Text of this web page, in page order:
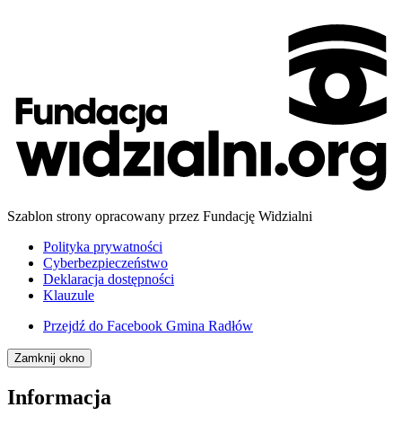
Szablon strony opracowany przez Fundację Widzialni
Polityka prywatności
Cyberbezpieczeństwo
Deklaracja dostępności
Klauzule
Przejdź do Facebook Gmina Radłów
Zamknij okno
Informacja